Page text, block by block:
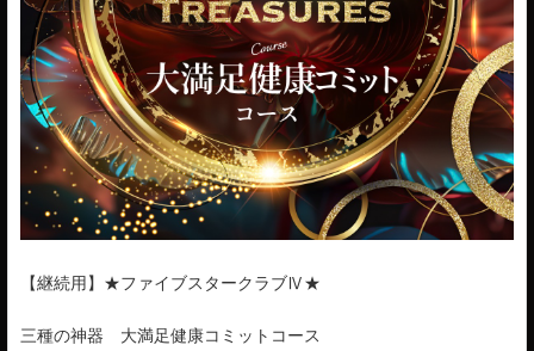
【継続用】★ファイブスタークラブⅣ★
三種の神器 大満足健康コミットコース